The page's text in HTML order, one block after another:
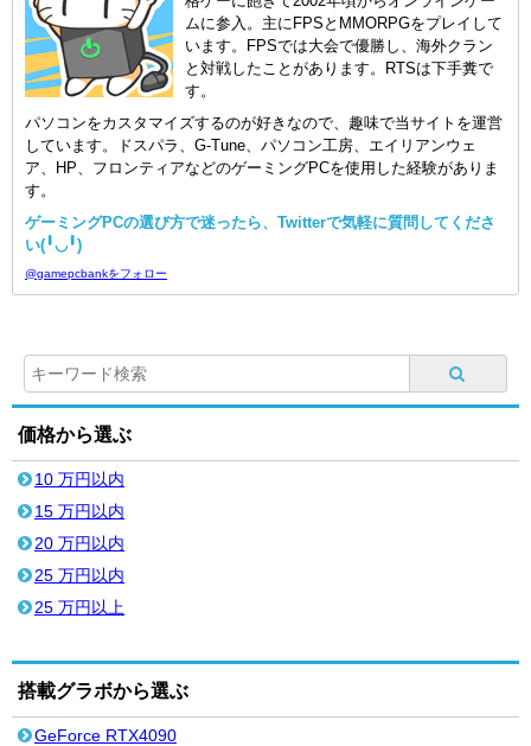
ムに参入。主にFPSとMMORPGをプレイして
います。FPSでは大会で優勝し、海外クラン
と対戦したことがあります。RTSは下手糞で
す。
パソコンをカスタマイズするのが好きなので、趣味で当サイトを運営
しています。ドスパラ、G-Tune、パソコン工房、エイリアンウェ
ア、HP、フロンティアなどのゲーミングPCを使用した経験がありま
す。
ゲーミングPCの選び方で迷ったら、Twitterで気軽に質問してくださ
い(╹◡╹)
@gamepcbankをフォロー
価格から選ぶ
10 万円以内
15 万円以内
20 万円以内
25 万円以内
25 万円以上
搭載グラボから選ぶ
GeForce RTX4090